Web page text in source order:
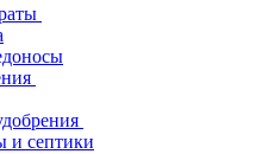
и септики